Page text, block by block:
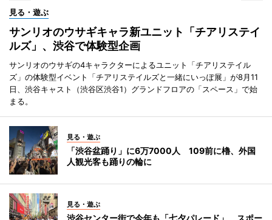
見る・遊ぶ
サンリオのウサギキャラ新ユニット「チアリステイ
ルズ」、渋谷で体験型企画
サンリオのウサギの4キャラクターによるユニット「チアリステイル
ズ」の体験型イベント「チアリステイルズと一緒にいっぽ展」が8月11
日、渋谷キャスト（渋谷区渋谷1）グランドフロアの「スペース」で始
まる。
見る・遊ぶ
「渋谷盆踊り」に6万7000人 109前に櫓、外国
人観光客も踊りの輪に
見る・遊ぶ
渋谷センター街で今年も「七夕パレード」 スポー